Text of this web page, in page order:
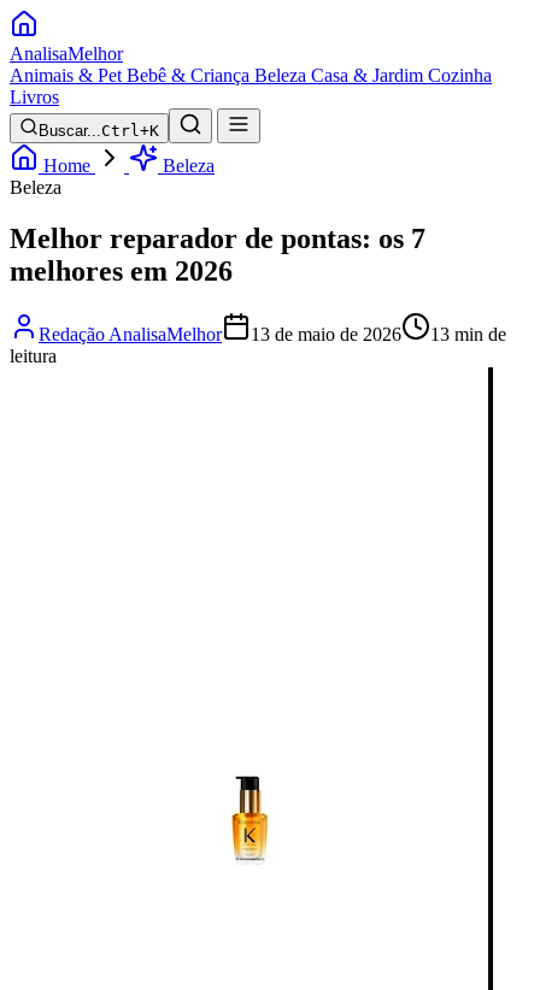
AnalisaMelhor
Animais & Pet Bebê & Criança Beleza Casa & Jardim Cozinha
Livros
Buscar...Ctrl+K
Home
Beleza
Beleza
Melhor reparador de pontas: os 7
melhores em 2026
Redação AnalisaMelhor 13 de maio de 2026
13 min de
leitura